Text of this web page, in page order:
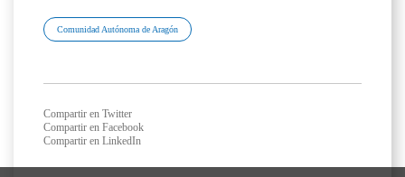
Comunidad Autónoma de Aragón
Compartir en Twitter
Compartir en Facebook
Compartir en LinkedIn